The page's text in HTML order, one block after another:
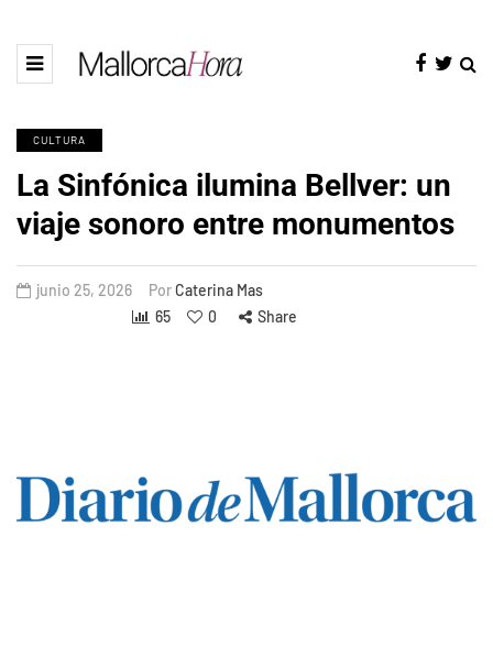
CULTURA
La Sinfónica ilumina Bellver: un
viaje sonoro entre monumentos
junio 25, 2026 PorCaterina Mas
65
0 Share